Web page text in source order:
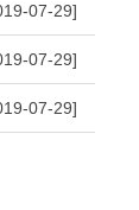
铜螺母
07-29]
07-29]
07-29]